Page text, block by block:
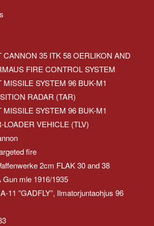
CANNON 35 ITK 58 OERLIKON AND
FIRE CONTROL SYSTEM
SYSTEM 96 BUK-M1
RADAR (TAR)
SYSTEM 96 BUK-M1
VEHICLE (TLV)
fire
2cm FLAK 30 and 38
mle 1916/1935
11 ”GADFLY”, Ilmatorjuntaohjus 96